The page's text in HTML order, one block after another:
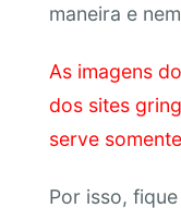
maneira e
As imagens
dos sites
serve
Por isso,